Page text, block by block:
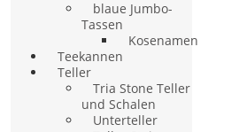
blaue Jumbo-
Tassen
Kosenamen
Teekannen
Teller
Tria Stone Teller
und Schalen
Unterteller